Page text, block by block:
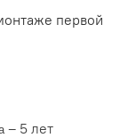
первой
– 5 лет